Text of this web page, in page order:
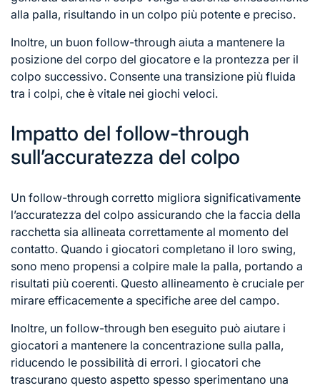
alla palla, risultando in un colpo più potente e preciso.
Inoltre, un buon follow-through aiuta a mantenere la
posizione del corpo del giocatore e la prontezza per il
colpo successivo. Consente una transizione più fluida
tra i colpi, che è vitale nei giochi veloci.
Impatto del follow-through
sull’accuratezza del colpo
Un follow-through corretto migliora significativamente
l’accuratezza del colpo assicurando che la faccia della
racchetta sia allineata correttamente al momento del
contatto. Quando i giocatori completano il loro swing,
sono meno propensi a colpire male la palla, portando a
risultati più coerenti. Questo allineamento è cruciale per
mirare efficacemente a specifiche aree del campo.
Inoltre, un follow-through ben eseguito può aiutare i
giocatori a mantenere la concentrazione sulla palla,
riducendo le possibilità di errori. I giocatori che
trascurano questo aspetto spesso sperimentano una